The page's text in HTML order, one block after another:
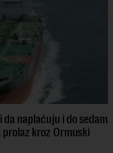
naplaćuju i do sedam
kroz Ormuski